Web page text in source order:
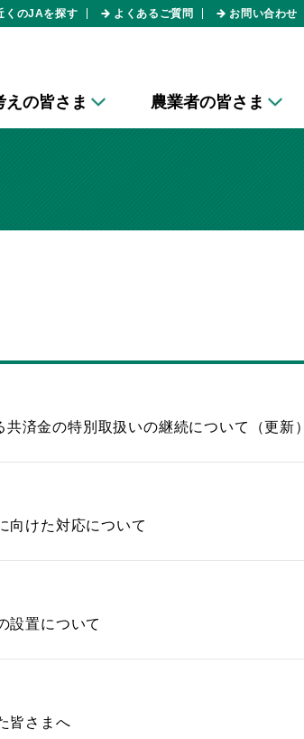
くのJAを探す よくあるご質問 お問い合わせ
えの皆さま 農業者の皆さま
済金の特別取扱いの継続について（更新）
向けた対応について
設置について
皆さまへ